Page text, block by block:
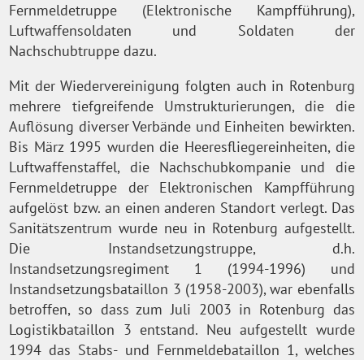
Fernmeldetruppe (Elektronische Kampfführung),
Luftwaffensoldaten und Soldaten der
Nachschubtruppe dazu.
Mit der Wiedervereinigung folgten auch in Rotenburg
mehrere tiefgreifende Umstrukturierungen, die die
Auflösung diverser Verbände und Einheiten bewirkten.
Bis März 1995 wurden die Heeresfliegereinheiten, die
Luftwaffenstaffel, die Nachschubkompanie und die
Fernmeldetruppe der Elektronischen Kampfführung
aufgelöst bzw. an einen anderen Standort verlegt. Das
Sanitätszentrum wurde neu in Rotenburg aufgestellt.
Die Instandsetzungstruppe, d.h.
Instandsetzungsregiment 1 (1994-1996) und
Instandsetzungsbataillon 3 (1958-2003), war ebenfalls
betroffen, so dass zum Juli 2003 in Rotenburg das
Logistikbataillon 3 entstand. Neu aufgestellt wurde
1994 das Stabs- und Fernmeldebataillon 1, welches